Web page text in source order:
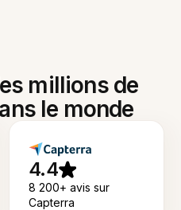
millions de
le monde
4.4
8 200+ avis sur
Capterra